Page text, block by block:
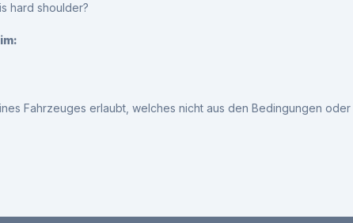
hard shoulder?
Fahrzeuges erlaubt, welches nicht aus den Bedingungen